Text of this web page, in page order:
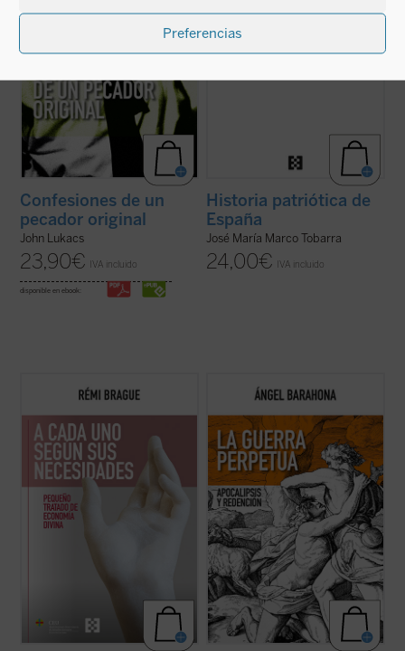
Preferencias
Confesiones de un
pecador original
John Lukacs
23,90€ IVA incluido
disponible en ebook:
Historia patriótica de
España
José María Marco Tobarra
24,00€ IVA incluido
Este «pequeño tratado» es la continuación
de los estudios emblemáticos de Rémi
una sucesión de breves capítulos expone
una teoría de la Providencia divina en la que
Dios provee a todos los ...(ver ficha)
Las preguntas que surgen en este ensayo
son inquietantes: ¿por qué la hostilidad
permanente a lo largo de la historia de la
humanidad y podemos sospechar que lo
seguirá siendo? ¿Por qué la actividad ...(ver
ficha)